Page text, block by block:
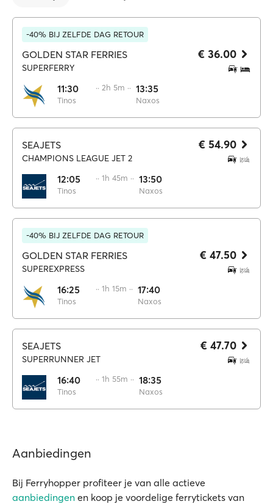
-40% BIJ ZELFDE DAG RETOUR
GOLDEN STAR FERRIES
SUPERFERRY
11:30
Tinos
·· 2h 5m ·· 13:35
Naxos
€ 36.00
SEAJETS
CHAMPIONS LEAGUE JET 2
12:05
Tinos
·· 1h 45m ·· 13:50
Naxos
€ 54.90
-40% BIJ ZELFDE DAG RETOUR
GOLDEN STAR FERRIES
SUPEREXPRESS
16:25
Tinos
·· 1h 15m ·· 17:40
Naxos
€ 47.50
SEAJETS
SUPERRUNNER JET
16:40
Tinos
·· 1h 55m ·· 18:35
Naxos
€ 47.70
Aanbiedingen
Bij Ferryhopper profiteer je van alle actieve
aanbiedingen en koop je voordelige ferrytickets van